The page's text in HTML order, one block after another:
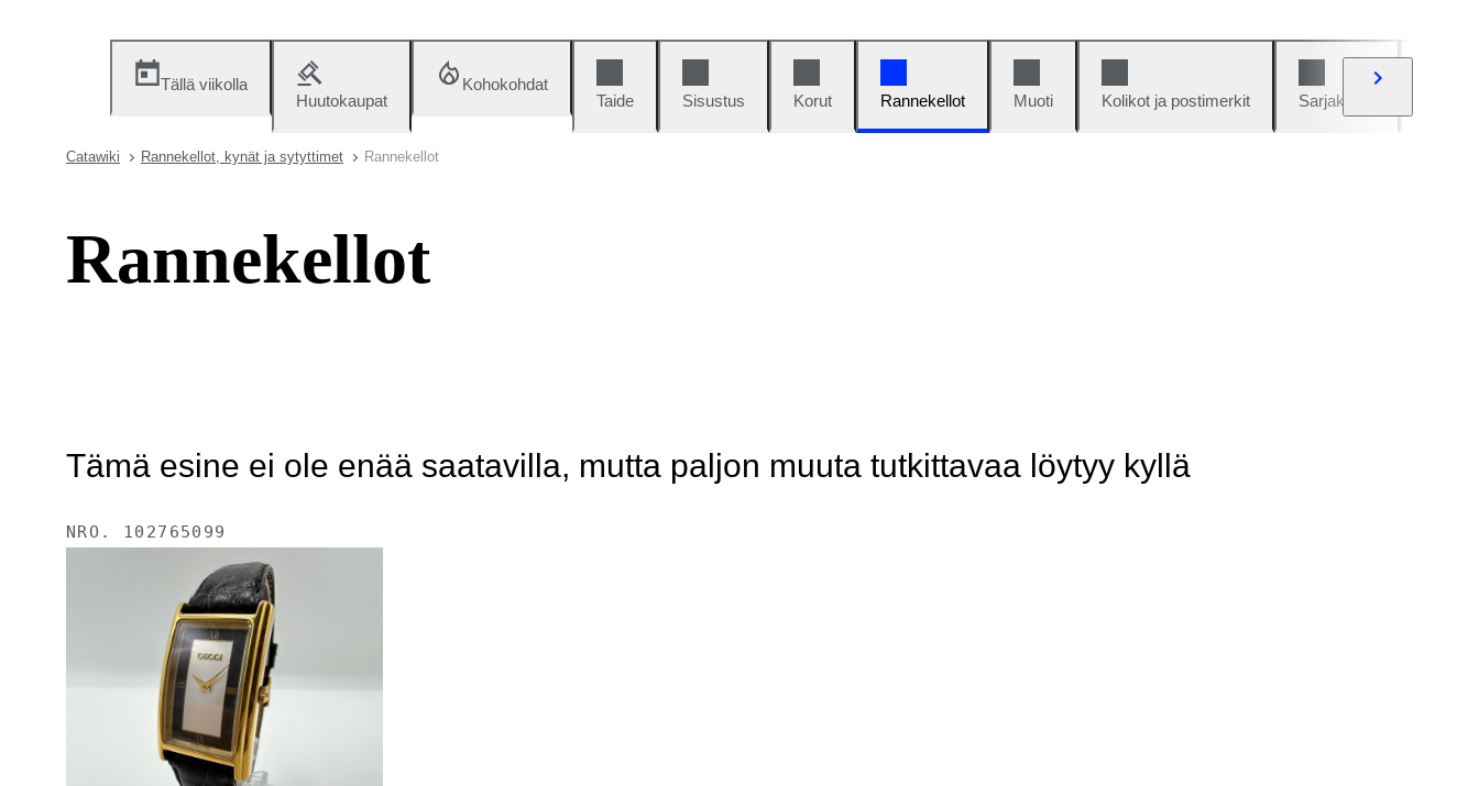
Tällä viikolla
Huutokaupat
Kohokohdat
Taide
Sisustus Korut Rannekellot Muoti Kolikot ja postimerkit Sarjakuvat
Catawiki Rannekellot, kynät ja sytyttimet Rannekellot
Rannekellot
Tämä esine ei ole enää saatavilla, mutta paljon muuta tutkittavaa löytyy kyllä
NRO. 102765099